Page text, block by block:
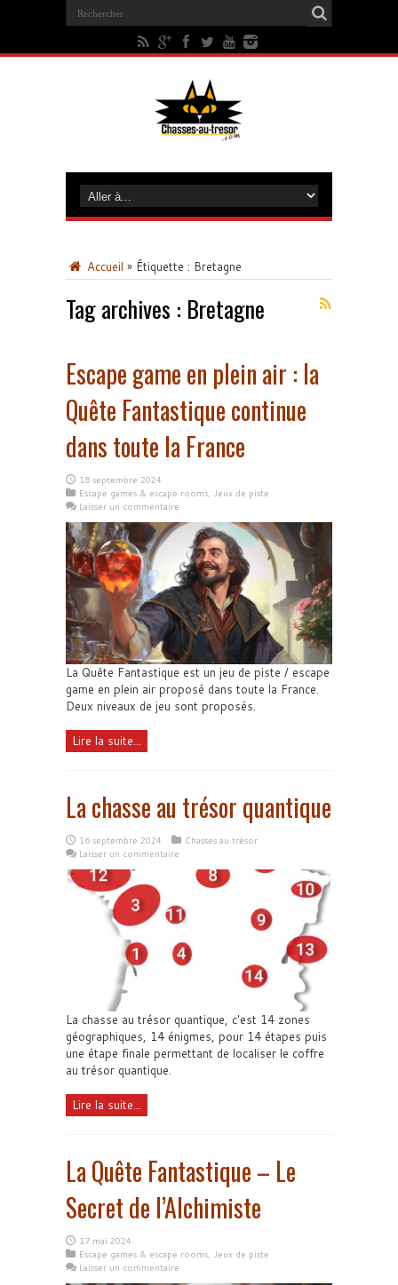
Accueil » Étiquette : Bretagne
Tag archives : Bretagne
Escape game en plein air : la
Quête Fantastique continue
dans toute la France
18 septembre 2024
Escape games & escape rooms, Jeux de piste
Laisser un commentaire
La Quête Fantastique est un jeu de piste / escape
game en plein air proposé dans toute la France.
Deux niveaux de jeu sont proposés.
Lire la suite...
La chasse au trésor quantique
16 septembre 2024
Chasses au trésor
Laisser un commentaire
La chasse au trésor quantique, c'est 14 zones
géographiques, 14 énigmes, pour 14 étapes puis
une étape finale permettant de localiser le coffre
au trésor quantique.
Lire la suite...
La Quête Fantastique – Le
Secret de l’Alchimiste
17 mai 2024
Escape games & escape rooms, Jeux de piste
Laisser un commentaire